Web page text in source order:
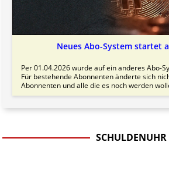
Neues Abo-System startet
Per 01.04.2026 wurde auf ein anderes Abo-
Für bestehende Abonnenten änderte sich
Abonnenten und alle die es noch werden
SCHULDENUHR